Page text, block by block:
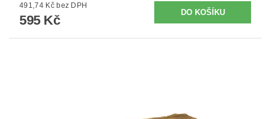
491,74 Kč bez DPH
595 Kč